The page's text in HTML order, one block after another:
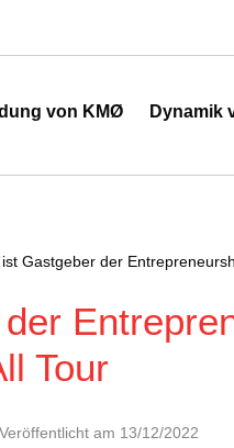
von KMØ Dynamik
Gastgeber der
Tour
Veröffentlicht am 13/12/2022